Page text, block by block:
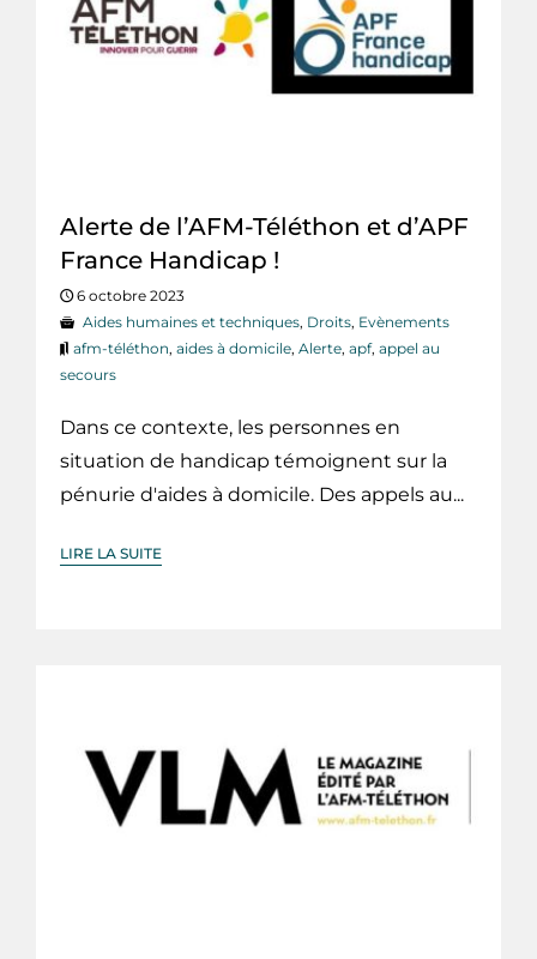
Alerte de l’AFM-Téléthon et d’APF
France Handicap !
6 octobre 2023
Aides humaines et techniques, Droits, Evènements
afm-téléthon, aides à domicile, Alerte, apf, appel au
secours
Dans ce contexte, les personnes en
situation de handicap témoignent sur la
pénurie d'aides à domicile. Des appels au...
LIRE LA SUITE